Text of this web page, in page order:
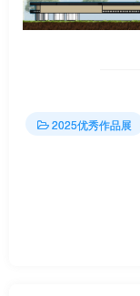
2025优秀作品展